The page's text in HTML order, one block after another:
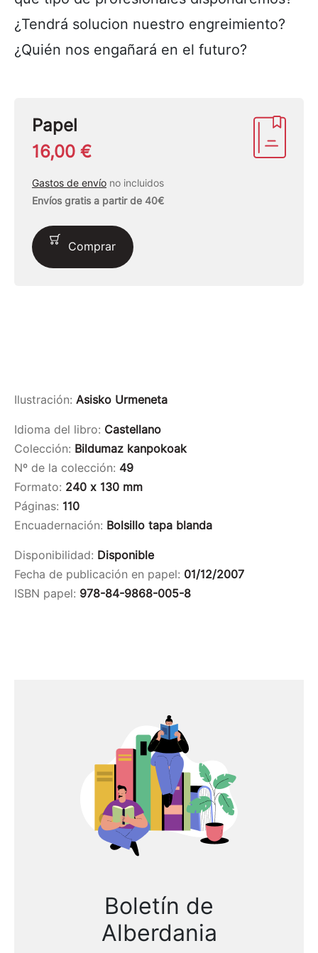
¿Tendrá solucion nuestro engreimiento?
¿Quién nos engañará en el futuro?
Papel
16,00 €
Gastos de envío no incluidos
Envíos gratis a partir de 40€
Comprar
Ilustración: Asisko Urmeneta
Idioma del libro: Castellano
Colección: Bildumaz kanpokoak
Nº de la colección: 49
Formato: 240 x 130 mm
Páginas: 110
Encuadernación: Bolsillo tapa blanda
Disponibilidad: Disponible
Fecha de publicación en papel: 01/12/2007
ISBN papel: 978-84-9868-005-8
Boletín de
Alberdania